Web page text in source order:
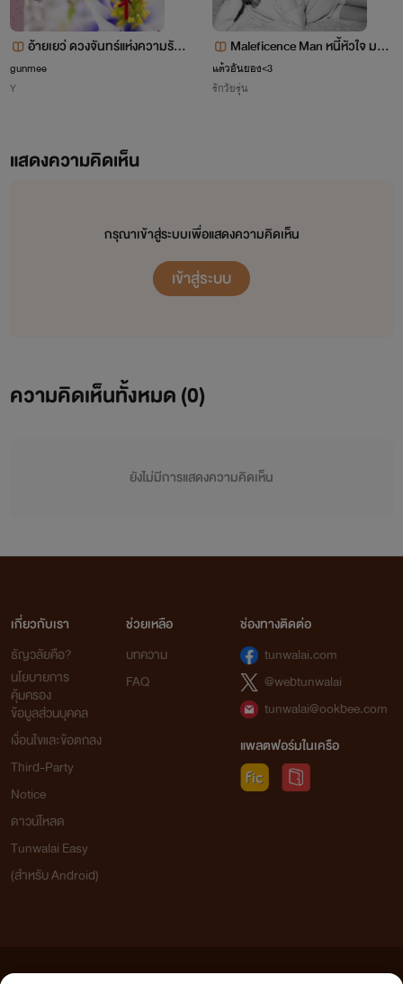
อ้ายเยว่ ดวงจันทร์แห่งความรัก
// จบแล้ว
gunmee
Y
Maleficence Man หนี้หัวใจ มาเ
ฟียตัวร้าย
แต้วอันยอง<3
รักวัยรุ่น
แสดงความคิดเห็น
กรุณาเข้าสู่ระบบเพื่อแสดงความคิดเห็น
เข้าสู่ระบบ
ความคิดเห็นทั้งหมด (0)
ยังไม่มีการแสดงความคิดเห็น
เกี่ยวกับเรา
ธัญวลัยคือ?
นโยบายการ
คุ้มครอง
ข้อมูลส่วนบุคคล
เงื่อนไขและข้อตกลง
Third-Party
Notice
ดาวน์โหลด
Tunwalai Easy
(สำหรับ Android)
ช่วยเหลือ
บทความ
FAQ
ช่องทางติดต่อ
tunwalai.com
@webtunwalai
tunwalai@ookbee.com
แพลตฟอร์มในเครือ